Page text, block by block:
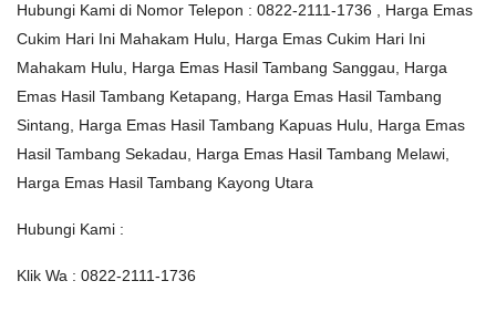
Hubungi Kami di Nomor Telepon : 0822-2111-1736 , Harga Emas
Cukim Hari Ini Mahakam Hulu, Harga Emas Cukim Hari Ini
Mahakam Hulu, Harga Emas Hasil Tambang Sanggau, Harga
Emas Hasil Tambang Ketapang, Harga Emas Hasil Tambang
Sintang, Harga Emas Hasil Tambang Kapuas Hulu, Harga Emas
Hasil Tambang Sekadau, Harga Emas Hasil Tambang Melawi,
Harga Emas Hasil Tambang Kayong Utara
Hubungi Kami :
Klik Wa : 0822-2111-1736